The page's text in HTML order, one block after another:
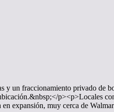
fraccionamiento privado de
p><p>Locales
expansión, muy cerca de